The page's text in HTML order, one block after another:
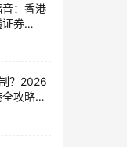
：香港
券
全流
？2026
攻略：
续费对